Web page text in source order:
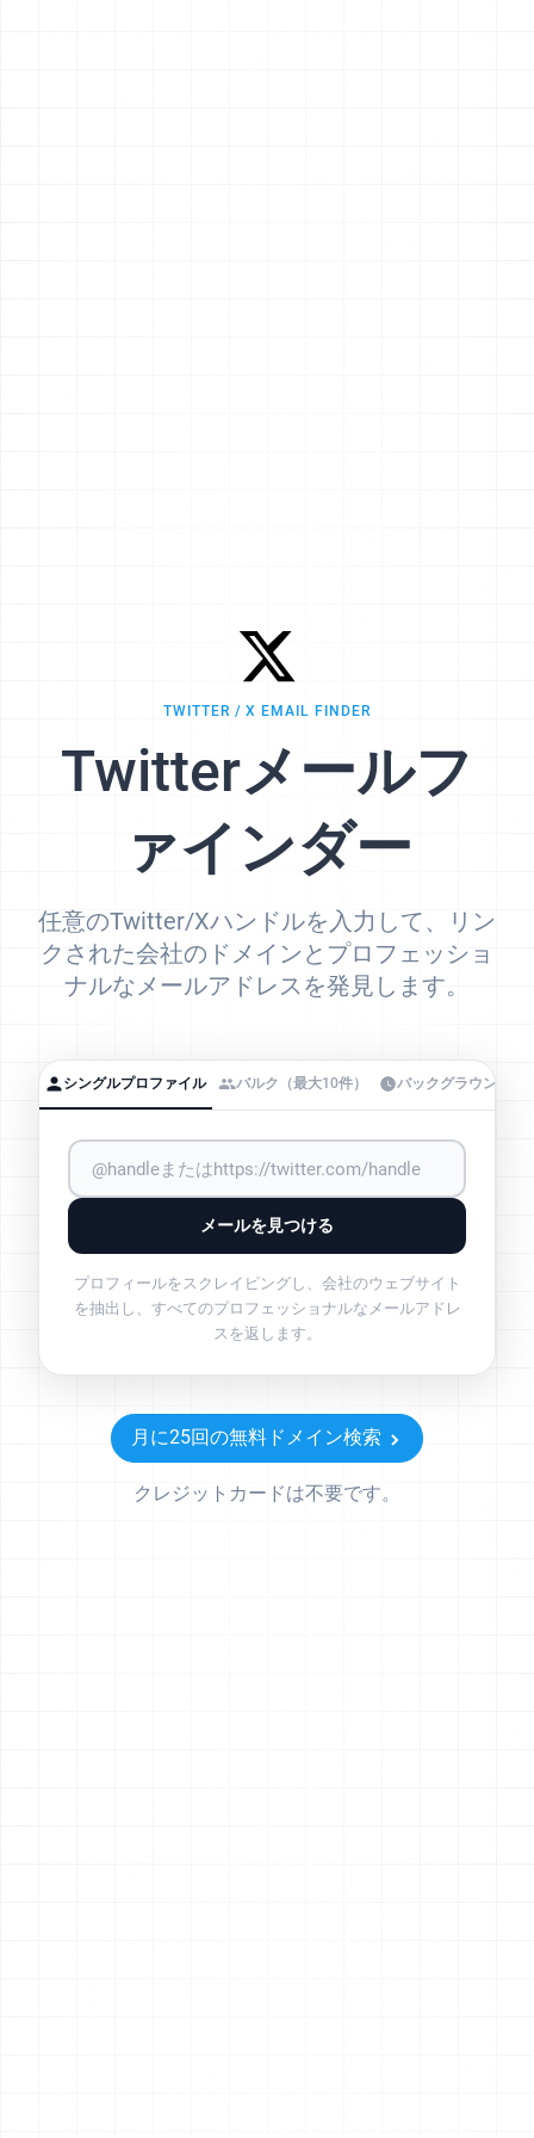
TWITTER / X EMAIL FINDER
Twitterメールフ
ァインダー
任意のTwitter/Xハンドルを入力して、リン
クされた会社のドメインとプロフェッショ
ナルなメールアドレスを発見します。
シングルプロファイル バルク（最大10件） バックグラウンドバ
メールを見つける
プロフィールをスクレイピングし、会社のウェブサイト
を抽出し、すべてのプロフェッショナルなメールアドレ
スを返します。
月に25回の無料ドメイン検索
クレジットカードは不要です。